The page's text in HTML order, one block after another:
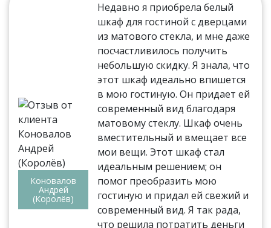
Коновалов
Андрей
(Королёв)
Недавно я приобрела белый
шкаф для гостиной с дверцами
из матового стекла, и мне даже
посчастливилось получить
небольшую скидку. Я знала, что
этот шкаф идеально впишется
в мою гостиную. Он придает ей
современный вид благодаря
матовому стеклу. Шкаф очень
вместительный и вмещает все
мои вещи. Этот шкаф стал
идеальным решением; он
помог преобразить мою
гостиную и придал ей свежий и
современный вид. Я так рада,
что решила потратить деньги